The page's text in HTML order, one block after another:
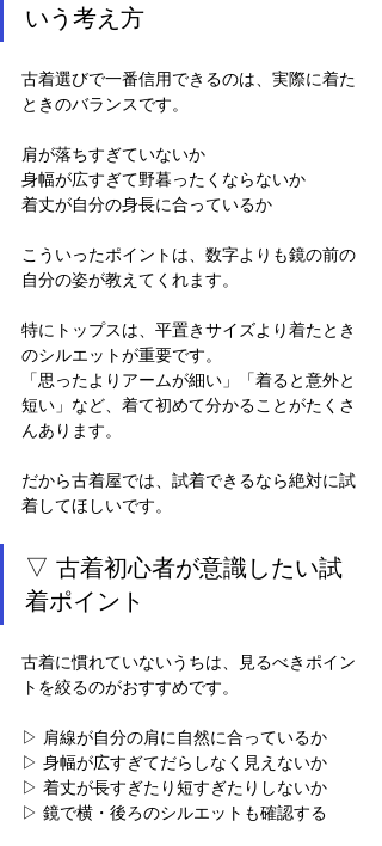
いう考え方
古着選びで一番信用できるのは、実際に着た
ときのバランスです。
肩が落ちすぎていないか
身幅が広すぎて野暮ったくならないか
着丈が自分の身長に合っているか
こういったポイントは、数字よりも鏡の前の
自分の姿が教えてくれます。
特にトップスは、平置きサイズより着たとき
のシルエットが重要です。
「思ったよりアームが細い」「着ると意外と
短い」など、着て初めて分かることがたくさ
んあります。
だから古着屋では、試着できるなら絶対に試
着してほしいです。
▽ 古着初心者が意識したい試
着ポイント
古着に慣れていないうちは、見るべきポイン
トを絞るのがおすすめです。
▷ 肩線が自分の肩に自然に合っているか
▷ 身幅が広すぎてだらしなく見えないか
▷ 着丈が長すぎたり短すぎたりしないか
▷ 鏡で横・後ろのシルエットも確認する